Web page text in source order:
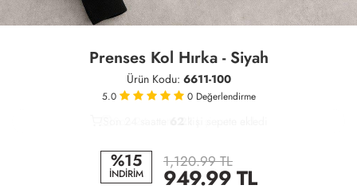
Prenses Kol Hırka - Siyah
Ürün Kodu: 6611-100
5.0 0 Değerlendirme
%15
İNDİRİM
1,120.99 TL
949.99TL